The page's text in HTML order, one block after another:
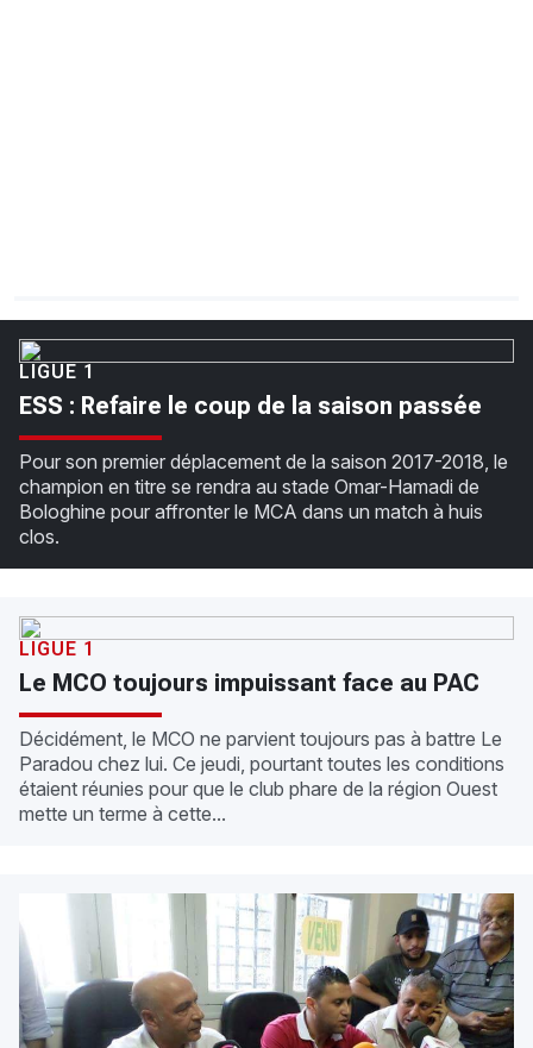
LIGUE 1
ESS : Refaire le coup de la saison passée
Pour son premier déplacement de la saison 2017-2018, le
champion en titre se rendra au stade Omar-Hamadi de
Bologhine pour affronter le MCA dans un match à huis
clos.
LIGUE 1
Le MCO toujours impuissant face au PAC
Décidément, le MCO ne parvient toujours pas à battre Le
Paradou chez lui. Ce jeudi, pourtant toutes les conditions
étaient réunies pour que le club phare de la région Ouest
mette un terme à cette...